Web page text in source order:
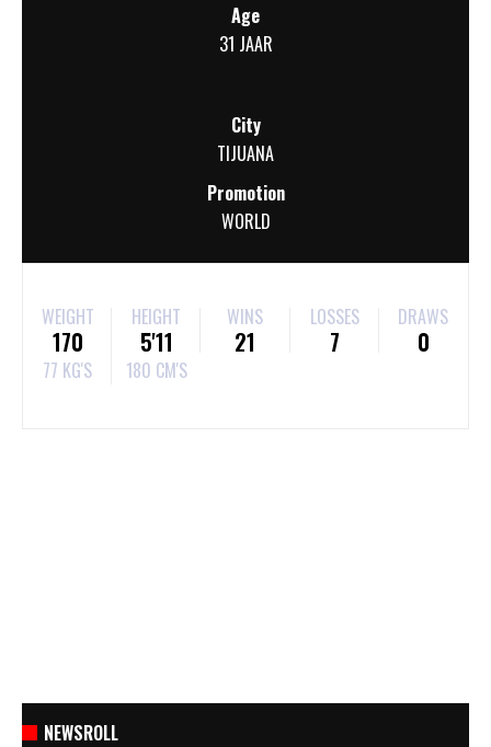
Age
31 JAAR
City
TIJUANA
Promotion
WORLD
WEIGHT
170
77 KG'S
HEIGHT
5'11
180 CM'S
WINS
21
LOSSES
7
DRAWS
0
NEWSROLL